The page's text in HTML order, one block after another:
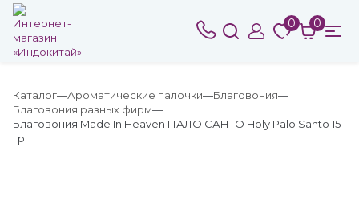
0 0
Каталог Ароматические палочки
Благовония
Благовония разных фирм
Благовония Made In Heaven ПАЛО САНТО Holy Palo Santo 15
гр